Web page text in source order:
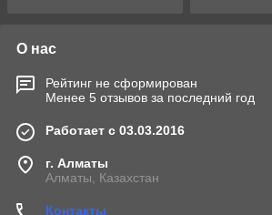
О нас
Рейтинг не сформирован
Менее 5 отзывов за последний год
Работает с 03.03.2016
г. Алматы
Алматы, Казахстан
Контакты